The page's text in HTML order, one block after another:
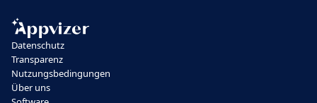
Datenschutz
Transparenz
Nutzungsbedingungen
Über uns